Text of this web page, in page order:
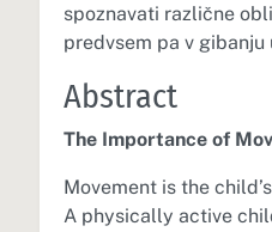
spoznavati različne
predvsem pa v
Abstract
The Importance of
Movement is the
A physically active